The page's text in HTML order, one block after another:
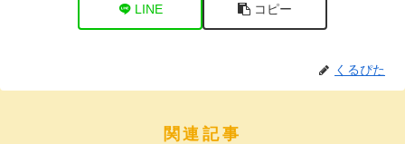
LINE コピー
くるぴた
関連記事